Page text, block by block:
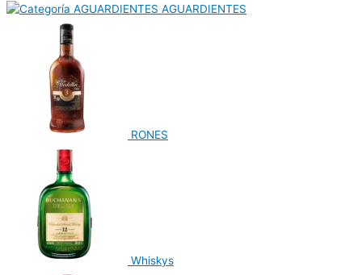
AGUARDIENTES
RONES
Whiskys